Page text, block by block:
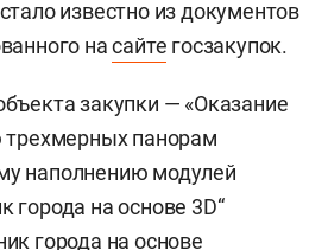
известно из документов
насайте госзакупок.
закупки — «Оказание
трехмерных панорам
наполнению модулей
города на основе 3D“
города на основе